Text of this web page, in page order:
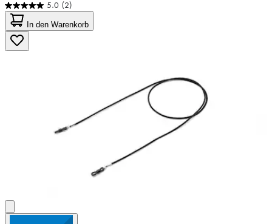
5.0 (2)
5.0
von
5
Sternen.
2
In den Warenkorb